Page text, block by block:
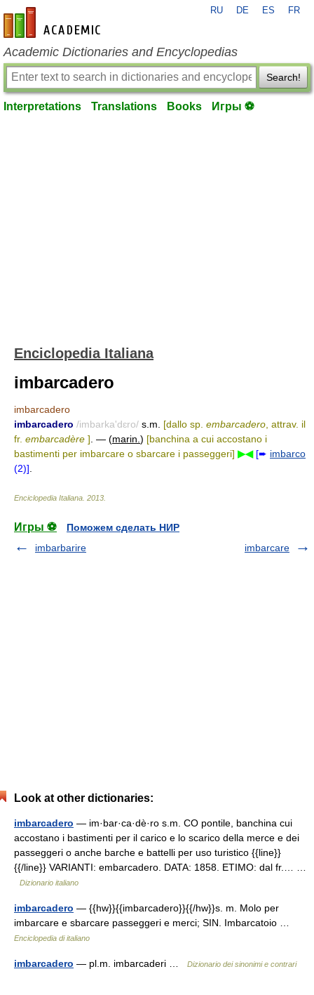
en-academic.com
RU DE ES FR
Academic Dictionaries and Encyclopedias
Search!
Interpretations Translations Books Игры ⚽
Enciclopedia Italiana
imbarcadero
imbarcadero
imbarcadero /imbarka'dɛro/ s.m. [dallo sp. embarcadero , attrav. il
fr. embarcadère ] . — (marin. ) [banchina a cui accostano i
bastimenti per imbarcare o sbarcare i passeggeri] ▶◀ [➨ imbarco
(2)]
Enciclopedia Italiana 2013
Игры ⚽
Поможем сделать НИР
imbarbarire
imbarcare
Look at other dictionaries:
imbarcadero — im·bar·ca·dè·ro s.m. CO pontile, banchina cui
accostano i bastimenti per il carico e lo scarico della merce e dei
passeggeri o anche barche e battelli per uso turistico {{line}}
{{/line}} VARIANTI: embarcadero. DATA: 1858. ETIMO: dal fr.… …
Dizionario italiano
imbarcadero — {{hw}}{{imbarcadero}}{{/hw}}s. m. Molo per
imbarcare e sbarcare passeggeri e merci; SIN. Imbarcatoio …
Enciclopedia di italiano
imbarcadero — pl.m. imbarcaderi … Dizionario dei sinonimi e contrari